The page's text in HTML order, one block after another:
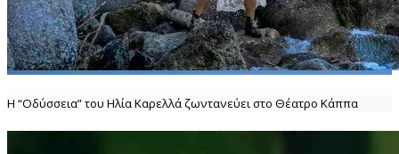
Η “Οδύσσεια” του Ηλία Καρελλά ζωντανεύει στο Θέατρο Κάππα